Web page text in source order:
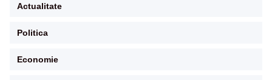
Actualitate
Politica
Economie